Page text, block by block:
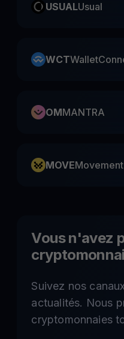
USUALUsual
WCT
OMMANTRA
MOVEMovement
Vous n'avez
Suivez nos
actualités. Nous
cryptomonnaies